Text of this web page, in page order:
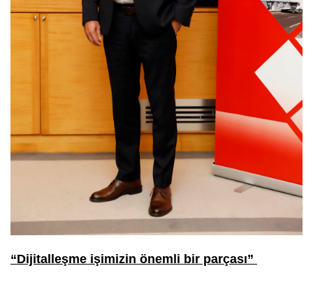
“Dijitalleşme işimizin önemli bir parçası”